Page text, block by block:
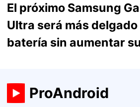
El próximo Samsung
Ultra será más
batería sin aumentar
ProAndroid